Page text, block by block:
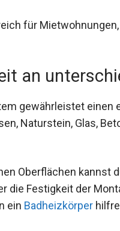
für
an
gewährleistet einen
Naturstein, Glas,
Oberflächen kannst
die Festigkeit der
ein Badheizkörper